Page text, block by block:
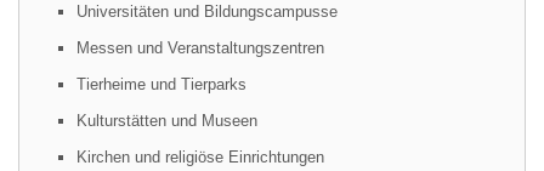
Universitäten und Bildungscampusse
Messen und Veranstaltungszentren
Tierheime und Tierparks
Kulturstätten und Museen
Kirchen und religiöse Einrichtungen